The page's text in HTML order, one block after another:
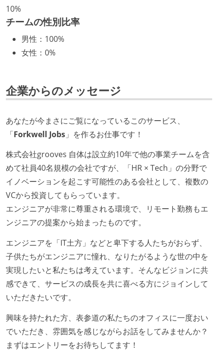
成技術は、基本的に最新版より1年以上ビハインドし
ていない
コード品質向上のための取り組み
ーまたはペアプログラミングを実施している
「リファクタリングは随時行われるべき」という価値
いる
何らかのコーディング規約をチーム全体で遵守するよ
うにしている
提出されたコードには自動的にリグレッションテスト
が実行される環境が構築されている
コード品質評価ツールを導入して、メンバーが常に確
認できるようにしている
テストの実施度
ほとんどのプロダクトコードに単体テストを記述、実
施している
ほとんどの機能に受け入れテストを記述、実施してい
る
機能の実装と同時にテストコードを記述している
アジャイル実践状況
1ヶ月以下の短い期間でのイテレーション開発を実践
している
10%
チームの性別比率
男性 ： 100%
女性 ： 0%
企業からのメッセージ
あなたが今まさにご覧になっているこのサービス、
「Forkwell Jobs 」を作るお仕事です！
株式会社grooves 自体は設立約10年で他の事業チームを含
めて社員40名規模の会社ですが、「HR × Tech」の分野で
イノベーションを起こす可能性のある会社として、複数の
VCから投資してもらっています。
エンジニアが非常に尊重される環境で、リモート勤務もエ
ンジニアの提案から始まったものです。
エンジニアを「IT土方」などと卑下する人たちがおらず、
子供たちがエンジニアに憧れ、なりたがるような世の中を
実現したいと私たちは考えています。そんなビジョンに共
感できて、サービスの成長を共に喜べる方にジョインして
いただきたいです。
興味を持たれた方、表参道の私たちのオフィスに一度おい
でいただき、雰囲気を感じながらお話をしてみませんか？
まずはエントリーをお待ちしてます！